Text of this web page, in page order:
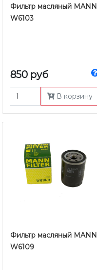
Фильтр масляный MANN
W6103
850 руб
В корзину
Фильтр масляный MANN
W6109